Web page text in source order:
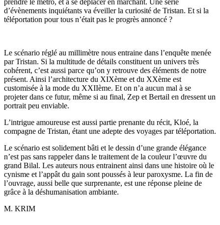
prendre le métro, et à se déplacer en marchant. Une série
d’évènements inquiétants va éveiller la curiosité de Tristan. Et si la
téléportation pour tous n’était pas le progrès annoncé ?
Le scénario réglé au millimètre nous entraine dans l’enquête menée
par Tristan. Si la multitude de détails constituent un univers très
cohérent, c’est aussi parce qu’on y retrouve des éléments de notre
présent. Ainsi l’architecture du XIXème et du XXème est
customisée à la mode du XXIIème. Et on n’a aucun mal à se
projeter dans ce futur, même si au final, Zep et Bertail en dressent un
portrait peu enviable.
L’intrigue amoureuse est aussi partie prenante du récit, Kloé, la
compagne de Tristan, étant une adepte des voyages par téléportation.
Le scénario est solidement bâti et le dessin d’une grande élégance
n’est pas sans rappeler dans le traitement de la couleur l’œuvre du
grand Bilal. Les auteurs nous entrainent ainsi dans une histoire où le
cynisme et l’appât du gain sont poussés à leur paroxysme. La fin de
l’ouvrage, aussi belle que surprenante, est une réponse pleine de
grâce à la déshumanisation ambiante.
M. KRIM